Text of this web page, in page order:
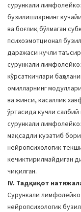
сурункали
бузилишларнинг
ва боғлиқ бўлмаган
психоэмотционал
даражаси кучли
сурункали
кўрсаткичлари
омилларнинг
ва жинси, касаллик
ўртасида кучли
сурункали
мақсадли кузатиб
нейропсихологик
кечиктирилмайдиган
чиқилган.
IV. Тадқиқот
Сурункали
нейропсихологик